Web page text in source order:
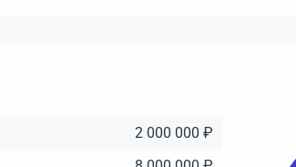
2 000 000 ₽